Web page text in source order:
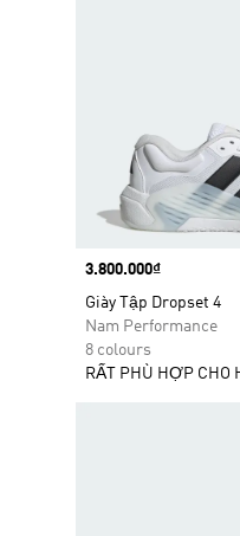
Price
3.800.000₫
Giày Tập Dropset 4
Nam Performance
8 colours
RẤT PHÙ HỢP CHO